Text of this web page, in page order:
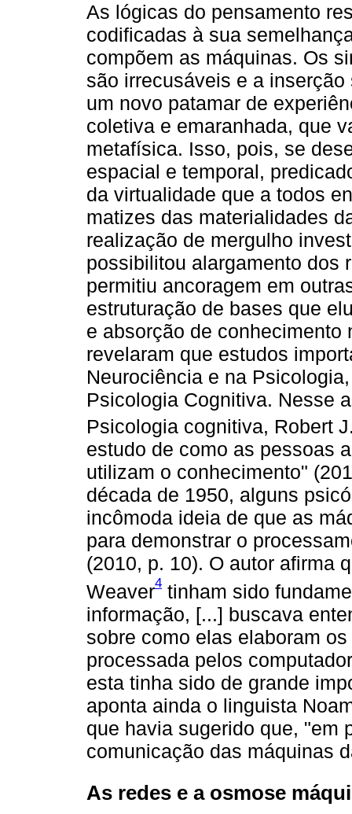
As lógicas do pensamento
codificadas à sua
compõem as máquinas. Os
são irrecusáveis e a
um novo patamar de
coletiva e emaranhada, que
metafísica. Isso, pois, se
espacial e temporal,
da virtualidade que a todos
matizes das materialidades
realização de mergulho
possibilitou alargamento dos
permitiu ancoragem em
estruturação de bases que
e absorção de
revelaram que estudos
Neurociência e na
Psicologia Cognitiva. Nesse
Psicologia cognitiva, Robert
estudo de como as pessoas
utilizam o conhecimento"
década de 1950, alguns
incômoda ideia de que as
para demonstrar o
(2010, p. 10). O autor afirma
Weaver4 tinham sido
informação, [...] buscava
sobre como elas elaboram
processada pelos
esta tinha sido de grande
aponta ainda o linguista
que havia sugerido que, "em
comunicação das máquinas
As redes e a osmose